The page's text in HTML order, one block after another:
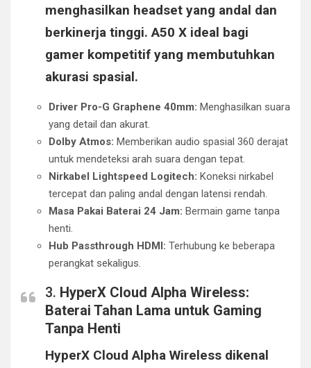
menghasilkan headset yang andal dan
berkinerja tinggi. A50 X ideal bagi
gamer kompetitif yang membutuhkan
akurasi spasial.
Driver Pro-G Graphene 40mm: Menghasilkan suara
yang detail dan akurat.
Dolby Atmos: Memberikan audio spasial 360 derajat
untuk mendeteksi arah suara dengan tepat.
Nirkabel Lightspeed Logitech: Koneksi nirkabel
tercepat dan paling andal dengan latensi rendah.
Masa Pakai Baterai 24 Jam: Bermain game tanpa
henti.
Hub Passthrough HDMI: Terhubung ke beberapa
perangkat sekaligus.
3. HyperX Cloud Alpha Wireless:
Baterai Tahan Lama untuk Gaming
Tanpa Henti
HyperX Cloud Alpha Wireless dikenal